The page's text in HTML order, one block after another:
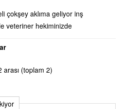
çokşey aklıma geliyor inş
veteriner hekiminizde
arası (toplam 2)